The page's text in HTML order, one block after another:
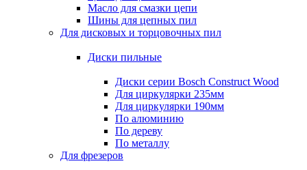
Масло для смазки цепи
Шины для цепных пил
Для дисковых и торцовочных пил
Диски пильные
Диски серии Bosch Construct Wood
Для циркулярки 235мм
Для циркулярки 190мм
По алюминию
По дереву
По металлу
Для фрезеров